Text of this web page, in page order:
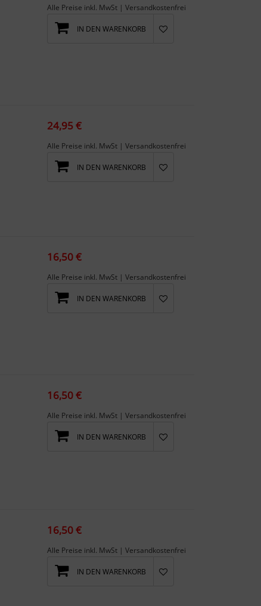
Alle Preise inkl. MwSt | Versandkostenfrei
IN DEN WARENKORB
24,95 €
Alle Preise inkl. MwSt | Versandkostenfrei
IN DEN WARENKORB
16,50 €
Alle Preise inkl. MwSt | Versandkostenfrei
IN DEN WARENKORB
16,50 €
Alle Preise inkl. MwSt | Versandkostenfrei
IN DEN WARENKORB
16,50 €
Alle Preise inkl. MwSt | Versandkostenfrei
IN DEN WARENKORB